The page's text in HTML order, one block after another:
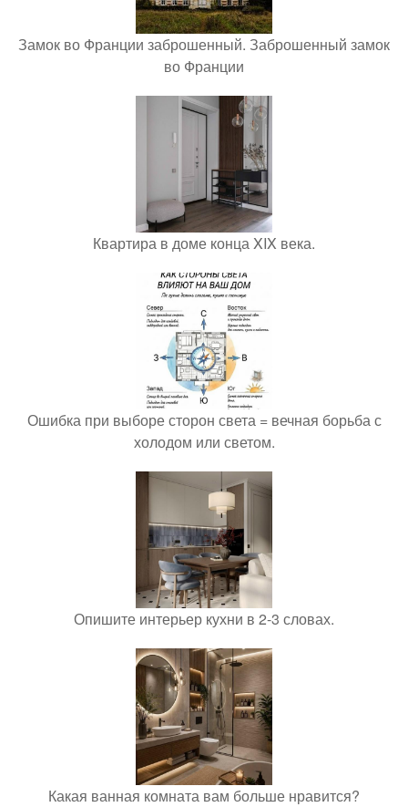
Замок во Франции заброшенный. Заброшенный замок
во Франции
Квартира в доме конца XIX века.
Ошибка при выборе сторон света = вечная борьба с
холодом или светом.
Опишите интерьер кухни в 2-3 словах.
Какая ванная комната вам больше нравится?